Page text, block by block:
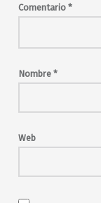
Comentario *
Nombre *
Web